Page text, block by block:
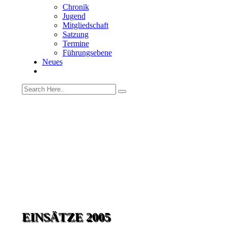
Chronik
Jugend
Mitgliedschaft
Satzung
Termine
Führungsebene
Neues
EINSÄTZE 2005